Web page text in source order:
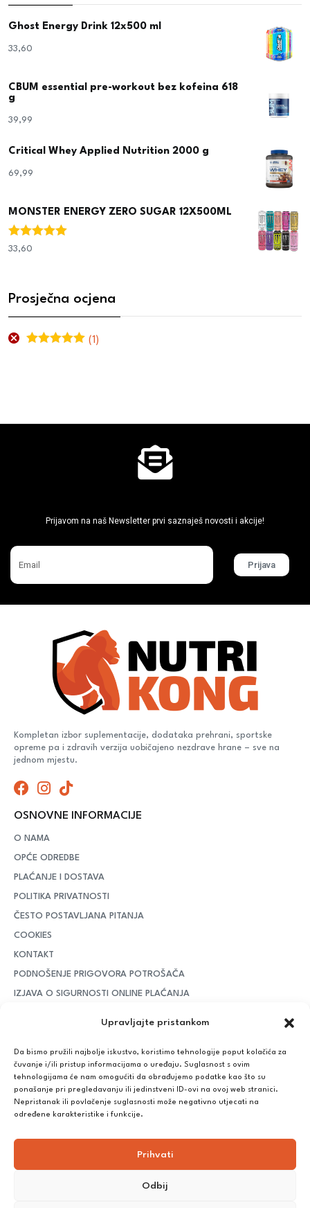
Upravljajte pristankom
Da bismo pružili najbolje iskustvo, koristimo tehnologije poput kolačića za
čuvanje i/ili pristup informacijama o uređaju. Suglasnost s ovim
tehnologijama će nam omogućiti da obrađujemo podatke kao što su
ponašanje pri pregledavanju ili jedinstveni ID-ovi na ovoj web stranici.
Nepristanak ili povlačenje suglasnosti može negativno utjecati na
određene karakteristike i funkcije.
Prihvati
Odbij
Ghost Energy Drink 12x500 ml
33,60
CBUM essential pre-workout bez kofeina 618
g
39,99
Critical Whey Applied Nutrition 2000 g
69,99
MONSTER ENERGY ZERO SUGAR 12X500ML
Ocjenjeno
33,60
Prosječna ocjena
(1)
Prijavom na naš Newsletter prvi saznaješ novosti i akcije!
Prijava
Kompletan izbor suplementacije, dodataka prehrani, sportske
opreme pa i zdravih verzija uobičajeno nezdrave hrane – sve na
jednom mjestu.
OSNOVNE INFORMACIJE
O NAMA
OPĆE ODREDBE
PLAĆANJE I DOSTAVA
POLITIKA PRIVATNOSTI
ČESTO POSTAVLJANA PITANJA
COOKIES
KONTAKT
PODNOŠENJE PRIGOVORA POTROŠAČA
IZJAVA O SIGURNOSTI ONLINE PLAĆANJA
PLAĆANJE I DOSTAVA
DPD Kurirska služba– iznad potrošenih 55 eura dostava je
besplatna, dok je za manje iznose potrebno izdvojiti 5 eura